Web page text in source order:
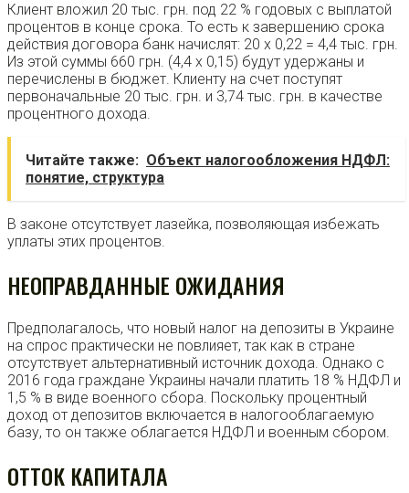
Клиент вложил 20 тыс. грн. под 22 % годовых с выплатой
процентов в конце срока. То есть к завершению срока
действия договора банк начислят: 20 х 0,22 = 4,4 тыс. грн.
Из этой суммы 660 грн. (4,4 х 0,15) будут удержаны и
перечислены в бюджет. Клиенту на счет поступят
первоначальные 20 тыс. грн. и 3,74 тыс. грн. в качестве
процентного дохода.
Читайте также: Объект налогообложения НДФЛ:
понятие, структура
В законе отсутствует лазейка, позволяющая избежать
уплаты этих процентов.
НЕОПРАВДАННЫЕ ОЖИДАНИЯ
Предполагалось, что новый налог на депозиты в Украине
на спрос практически не повлияет, так как в стране
отсутствует альтернативный источник дохода. Однако с
2016 года граждане Украины начали платить 18 % НДФЛ и
1,5 % в виде военного сбора. Поскольку процентный
доход от депозитов включается в налогооблагаемую
базу, то он также облагается НДФЛ и военным сбором.
ОТТОК КАПИТАЛА